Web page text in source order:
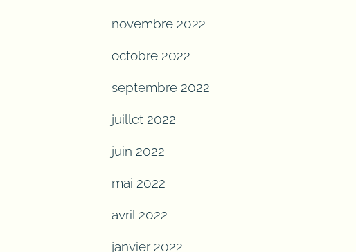
novembre 2022
octobre 2022
septembre 2022
juillet 2022
juin 2022
mai 2022
avril 2022
janvier 2022